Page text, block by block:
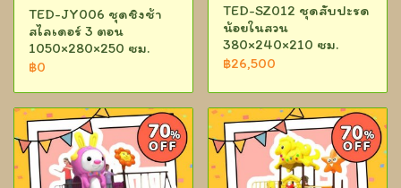
TED-JY006 ชุดชิงช้า
สไลเดอร์ 3 ตอน
1050×280×250 ซม.
฿0
TED-SZ012 ชุดสับปะรด
น้อยในสวน
380×240×210 ซม.
฿26,500